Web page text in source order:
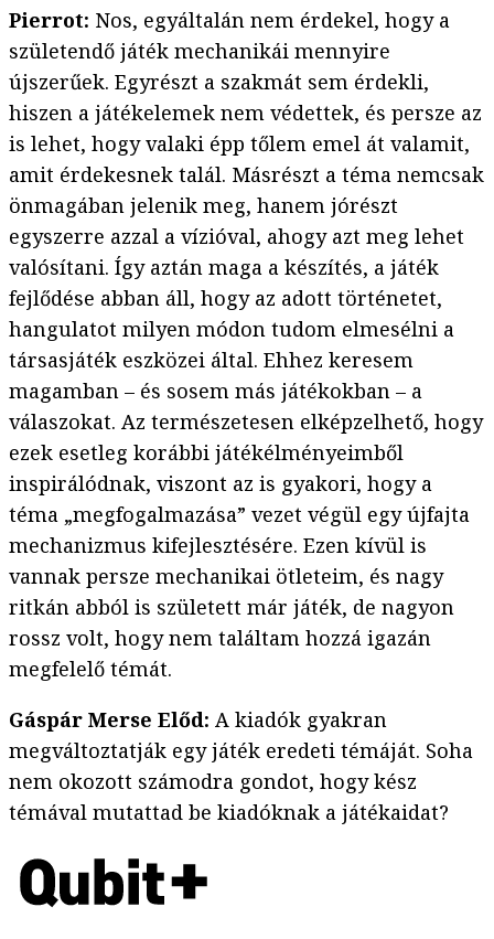
Pierrot: Nos, egyáltalán nem érdekel, hogy a
születendő játék mechanikái mennyire
újszerűek. Egyrészt a szakmát sem érdekli,
hiszen a játékelemek nem védettek, és persze az
is lehet, hogy valaki épp tőlem emel át valamit,
amit érdekesnek talál. Másrészt a téma nemcsak
önmagában jelenik meg, hanem jórészt
egyszerre azzal a vízióval, ahogy azt meg lehet
valósítani. Így aztán maga a készítés, a játék
fejlődése abban áll, hogy az adott történetet,
hangulatot milyen módon tudom elmesélni a
társasjáték eszközei által. Ehhez keresem
magamban – és sosem más játékokban – a
válaszokat. Az természetesen elképzelhető, hogy
ezek esetleg korábbi játékélményeimből
inspirálódnak, viszont az is gyakori, hogy a
téma „megfogalmazása” vezet végül egy újfajta
mechanizmus kifejlesztésére. Ezen kívül is
vannak persze mechanikai ötleteim, és nagy
ritkán abból is született már játék, de nagyon
rossz volt, hogy nem találtam hozzá igazán
megfelelő témát.
Gáspár Merse Előd: A kiadók gyakran
megváltoztatják egy játék eredeti témáját. Soha
nem okozott számodra gondot, hogy kész
témával mutattad be kiadóknak a játékaidat?